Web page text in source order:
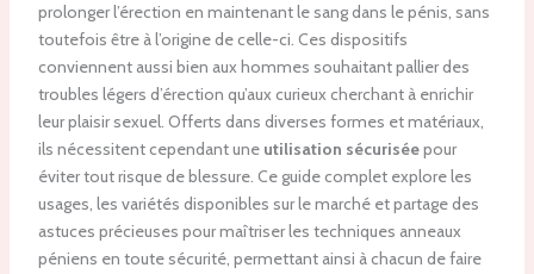
prolonger l’érection en maintenant le sang dans le pénis, sans
toutefois être à l’origine de celle-ci. Ces dispositifs
conviennent aussi bien aux hommes souhaitant pallier des
troubles légers d’érection qu’aux curieux cherchant à enrichir
leur plaisir sexuel. Offerts dans diverses formes et matériaux,
ils nécessitent cependant une utilisation sécuriséepour
éviter tout risque de blessure. Ce guide complet explore les
usages, les variétés disponibles sur le marché et partage des
astuces précieuses pour maîtriser les techniques anneaux
péniens en toute sécurité, permettant ainsi à chacun de faire